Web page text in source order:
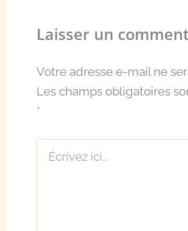
Laisser un
Votre adresse e-mail ne
Les champs obligatoires
*
ici…